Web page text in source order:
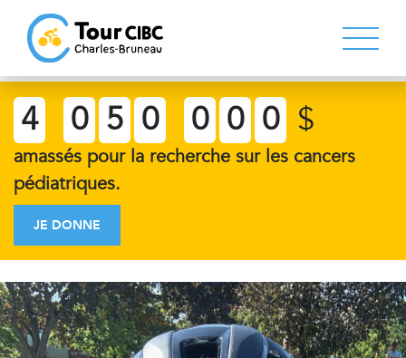
4 0 5 0 0 0 0 $
amassés pour la recherche sur les cancers
pédiatriques.
JE DONNE